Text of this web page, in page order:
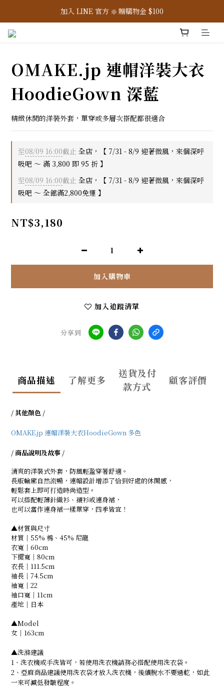
7/31-8/9 ☀️ 全館滿 2,800 免運，滿 3,800 即 95 折
加入 LINE 官方 ❇️ 贈購物金 $100
OMAKE.jp 連帽洋裝大衣
HoodieGown 深藍
精緻休閒的洋裝外套，單穿或多層次搭配都很適合
至08/09 16:00截止 全店，【 7/31 - 8/9 迎著微風，來個深呼
吸吧 ～ 滿 3,800 即 95 折 】
至08/09 16:00截止 全店，【 7/31 - 8/9 迎著微風，來個深呼
吸吧 ～ 全館滿2,800免運 】
NT$3,180
加入購物車
加入追蹤清單
分享到
商品描述 了解更多
送貨及付
款方式
顧客評價
/ 其他顏色 /
OMAKE.jp 連帽洋裝大衣HoodieGown 多色
/ 商品說明及故事 /
清爽的洋裝式外套，防風輕盈穿著舒適。
長版輪廓自然流暢，連帽設計增添了恰到好處的休閒感，
輕鬆套上即可打造時尚造型。
可以搭配輕薄針織衫、襯衫或連身裙，
也可以當作連身裙一樣單穿，四季皆宜！
▲材質與尺寸
材質｜55% 棉、45% 尼龍
衣寬｜60cm
下擺寬｜80cm
衣長｜111.5cm
袖長｜74.5cm
袖寬｜22
袖口寬｜11cm
產地｜日本
▲Model
女｜163cm
▲洗滌建議
1、洗衣機或手洗皆可，若使用洗衣機請務必搭配使用洗衣袋。
2、亞麻商品建議使用洗衣袋才放入洗衣機，後續脫水不要過乾，如此
一來可減低發皺程度。